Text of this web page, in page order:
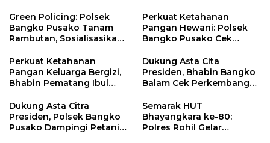
Imam Syahroni
Pelayanan
Green Policing: Polsek
Bangko Pusako Tanam
Rambutan, Sosialisasikan
Kapolda Riau
Perkuat Ketahanan
Pangan Hewani: Polsek
Bangko Pusako Cek
Bangko Makmur
Perkuat Ketahanan
Pangan Keluarga Bergizi,
Bhabin Pematang Ibul
Warga
Dukung Asta Cita
Presiden, Bhabin Bangko
Balam Cek Perkembangan
Dukung Asta Citra
Presiden, Polsek Bangko
Pusako Dampingi Petani
Semarak HUT
Bhayangkara ke-80:
Polres Rohil Gelar